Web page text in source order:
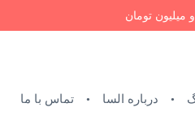
میلیون تومان
درباره السا تماس با ما